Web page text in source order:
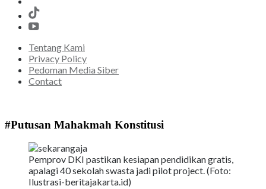
Tentang Kami
Privacy Policy
Pedoman Media Siber
Contact
#Putusan Mahakmah Konstitusi
Pemprov DKI pastikan kesiapan pendidikan gratis,
apalagi 40 sekolah swasta jadi pilot project. (Foto:
Ilustrasi-beritajakarta.id)